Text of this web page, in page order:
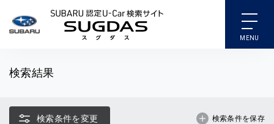
SUBARU 認定U-Car検索
検索結果
検索条件を変更 検索条件を保存